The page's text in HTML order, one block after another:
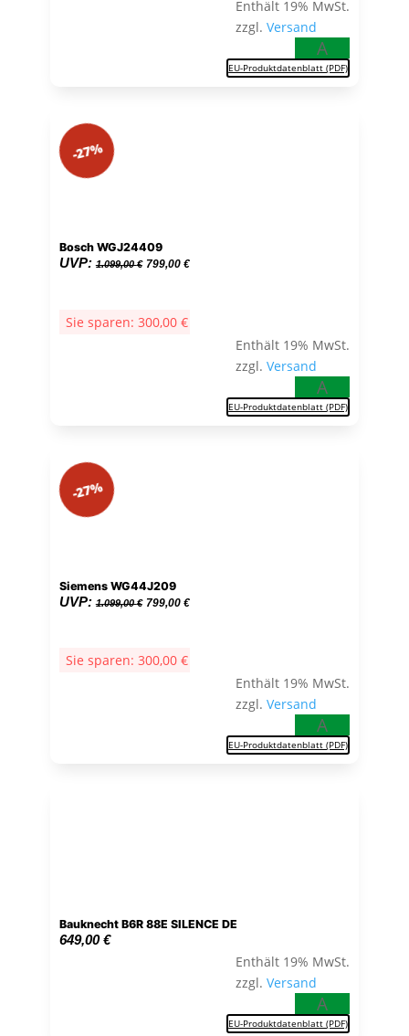
Enthält 19% MwSt.
zzgl.Versand
A
EU-Produktdatenblatt (PDF)
Bosch WGJ24409
UVP: 1.099,00€ Ursprünglicher
1.099,00 €
799,00 €Aktueller
Sie sparen: 300,00 €
Enthält 19% MwSt.
zzgl.Versand
A
EU-Produktdatenblatt (PDF)
-27%
Siemens WG44J209
UVP: 1.099,00€ Ursprünglicher
1.099,00 €
799,00 €Aktueller
Sie sparen: 300,00 €
Enthält 19% MwSt.
zzgl.Versand
A
EU-Produktdatenblatt (PDF)
-27%
Bauknecht B6R 88E SILENCE DE
649,00€
Enthält 19% MwSt.
zzgl.Versand
A
EU-Produktdatenblatt (PDF)